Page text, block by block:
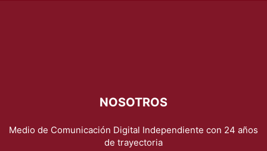
NOSOTROS
Medio de Comunicación Digital Independiente con 24 años
de trayectoria